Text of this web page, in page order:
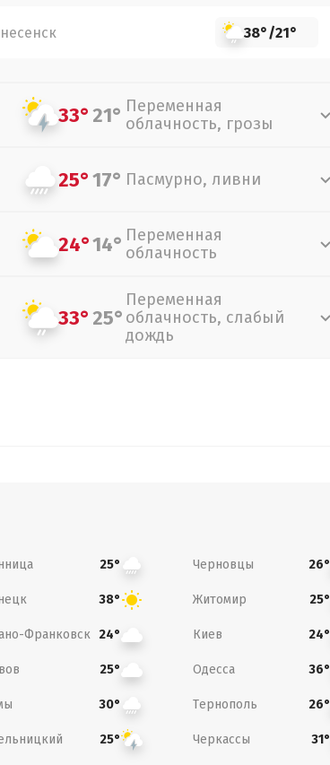
38°/21°
33°21° Переменная
облачность, грозы
25°17° Пасмурно, ливни
24°14° Переменная
облачность
33°25°
Переменная
облачность, слабый
дождь
25° Черновцы 26°
38° Житомир 25°
Франковск 24° Киев 24°
25° Одесса 36°
30° Тернополь 26°
25° Черкассы 31°